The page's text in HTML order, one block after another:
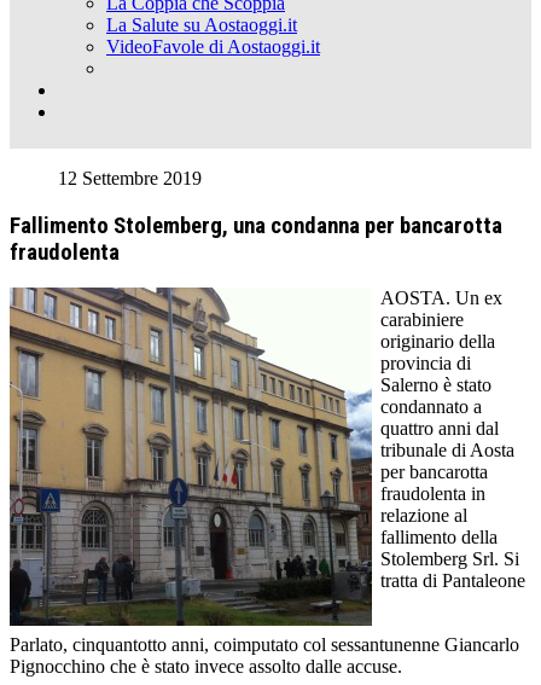
La Salute su Aostaoggi.it
VideoFavole di Aostaoggi.it
12 Settembre 2019
Fallimento Stolemberg, una condanna per bancarotta
fraudolenta
AOSTA. Un ex
carabiniere
originario della
provincia di
Salerno è stato
condannato a
quattro anni dal
tribunale di Aosta
per bancarotta
fraudolenta in
relazione al
fallimento della
Stolemberg Srl. Si
tratta di Pantaleone
Parlato, cinquantotto anni, coimputato col sessantunenne Giancarlo
Pignocchino che è stato invece assolto dalle accuse.